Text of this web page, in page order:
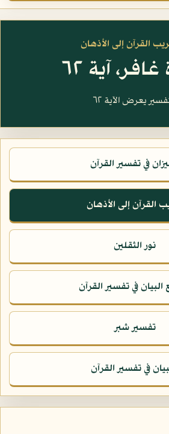
القرآن إلى الأذهان
آية ٦٢
يعرض الآية ٦٢
في تفسير القرآن
القرآن إلى الأذهان
نور الثقلين
في تفسير القرآن
تفسير شبر
في تفسير القرآن